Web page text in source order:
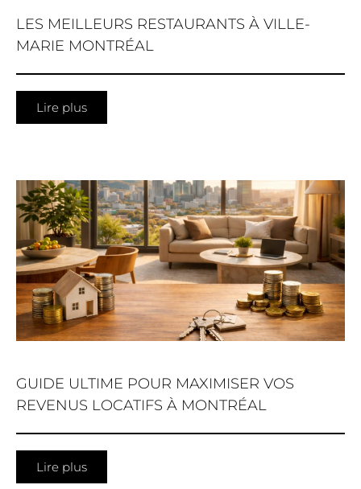
LES MEILLEURS RESTAURANTS À VILLE-
MARIE MONTRÉAL
Lire plus
GUIDE ULTIME POUR MAXIMISER VOS
REVENUS LOCATIFS À MONTRÉAL
Lire plus